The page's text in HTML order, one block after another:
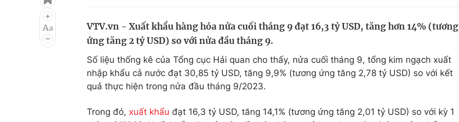
Điện ảnh
Âm nhạc
Làm đẹp
Học trực tuyến
Sản phẩm
Tư vấn
VTV.vn - Xuất khẩu hàng hóa nửa cuối tháng 9 đạt 16,3 tỷ USD, tăng hơn 14% (tương
ứng tăng 2 tỷ USD) so với nửa đầu tháng 9.
Số liệu thống kê của Tổng cục Hải quan cho thấy, nửa cuối tháng 9, tổng kim ngạch xuất
nhập khẩu cả nước đạt 30,85 tỷ USD, tăng 9,9% (tương ứng tăng 2,78 tỷ USD) so với kết
quả thực hiện trong nửa đầu tháng 9/2023.
Trong đó, xuất khẩu đạt 16,3 tỷ USD, tăng 14,1% (tương ứng tăng 2,01 tỷ USD) so với kỳ 1